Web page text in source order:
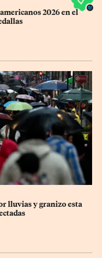
2026 en el
lluvias y granizo esta